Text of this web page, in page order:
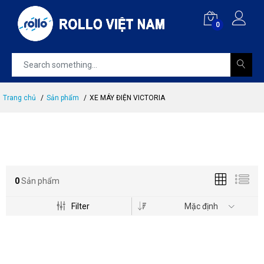
0
Trang chủ Sản phẩm XE MÁY ĐIỆN VICTORIA
0Sản phẩm
Filter Mặc định